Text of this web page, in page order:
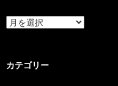
ア
ー
ブ
カテゴリー